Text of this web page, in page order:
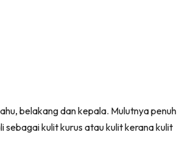
belakang dan kepala. Mulutnya penuh
sebagai kulit kurus atau kulit kerana kulit